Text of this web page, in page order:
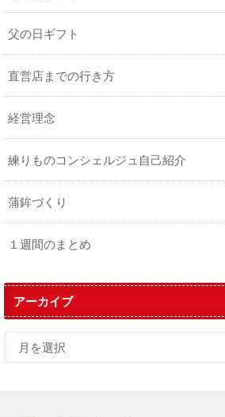
父の日ギフト
直営店までの行き方
経営理念
練りものコンシェルジュ自己紹介
蒲鉾づくり
１週間のまとめ
アーカイブ